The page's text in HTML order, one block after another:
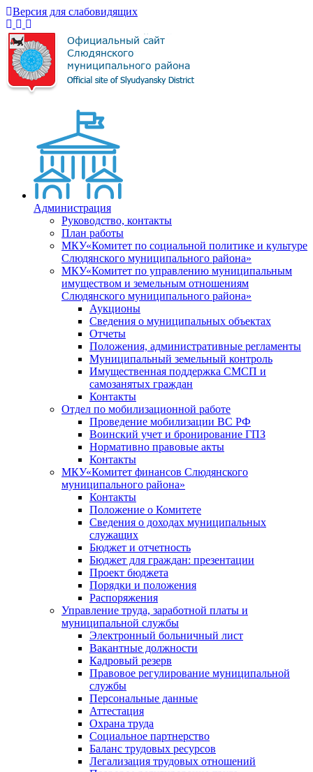
Версия для слабовидящих
Администрация
Руководство, контакты
План работы
МКУ«Комитет по социальной политике и культуре
Слюдянского муниципального района»
МКУ«Комитет по управлению муниципальным
имуществом и земельным отношениям
Слюдянского муниципального района»
Аукционы
Сведения о муниципальных объектах
Отчеты
Положения, административные регламенты
Муниципальный земельный контроль
Имущественная поддержка СМСП и
самозанятых граждан
Контакты
Отдел по мобилизационной работе
Проведение мобилизации ВС РФ
Воинский учет и бронирование ГПЗ
Нормативно правовые акты
Контакты
МКУ«Комитет финансов Слюдянского
муниципального района»
Контакты
Положение о Комитете
Сведения о доходах муниципальных
служащих
Бюджет и отчетность
Бюджет для граждан: презентации
Проект бюджета
Порядки и положения
Распоряжения
Управление труда, заработной платы и
муниципальной службы
Электронный больничный лист
Вакантные должности
Кадровый резерв
Правовое регулирование муниципальной
службы
Персональные данные
Аттестация
Охрана труда
Социальное партнерство
Баланс трудовых ресурсов
Легализация трудовых отношений